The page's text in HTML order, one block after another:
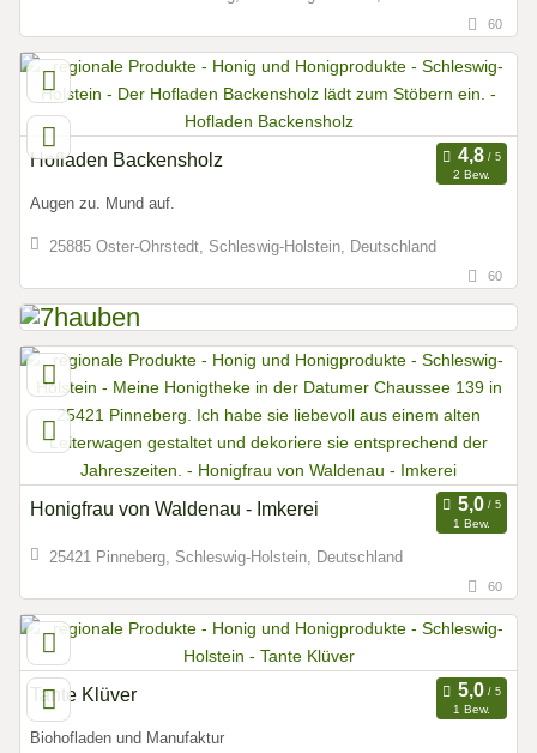
60
Hofladen Backensholz
2 Bew.
Augen zu. Mund auf.
25885 Oster-Ohrstedt, Schleswig-Holstein, Deutschland
60
Honigfrau von Waldenau - Imkerei
1 Bew.
25421 Pinneberg, Schleswig-Holstein, Deutschland
60
Tante Klüver
1 Bew.
Biohofladen und Manufaktur